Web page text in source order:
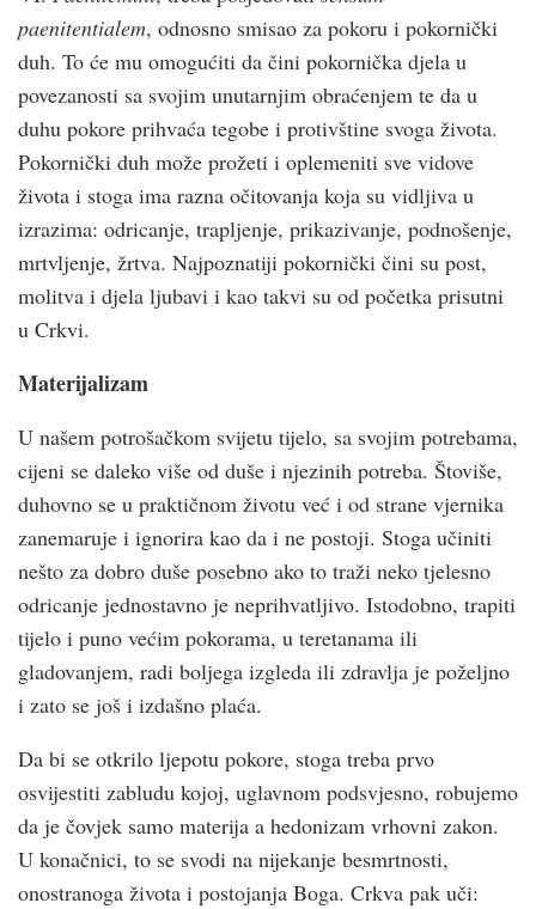
paenitentialem, odnosno smisao za pokoru i pokornički
duh. To će mu omogućiti da čini pokornička djela u
povezanosti sa svojim unutarnjim obraćenjem te da u
duhu pokore prihvaća tegobe i protivštine svoga života.
Pokornički duh može prožeti i oplemeniti sve vidove
života i stoga ima razna očitovanja koja su vidljiva u
izrazima: odricanje, trapljenje, prikazivanje, podnošenje,
mrtvljenje, žrtva. Najpoznatiji pokornički čini su post,
molitva i djela ljubavi i kao takvi su od početka prisutni
u Crkvi.
Materijalizam
U našem potrošačkom svijetu tijelo, sa svojim potrebama,
cijeni se daleko više od duše i njezinih potreba. Štoviše,
duhovno se u praktičnom životu već i od strane vjernika
zanemaruje i ignorira kao da i ne postoji. Stoga učiniti
nešto za dobro duše posebno ako to traži neko tjelesno
odricanje jednostavno je neprihvatljivo. Istodobno, trapiti
tijelo i puno većim pokorama, u teretanama ili
gladovanjem, radi boljega izgleda ili zdravlja je poželjno
i zato se još i izdašno plaća.
Da bi se otkrilo ljepotu pokore, stoga treba prvo
osvijestiti zabludu kojoj, uglavnom podsvjesno, robujemo
da je čovjek samo materija a hedonizam vrhovni zakon.
U konačnici, to se svodi na nijekanje besmrtnosti,
onostranoga života i postojanja Boga. Crkva pak uči: